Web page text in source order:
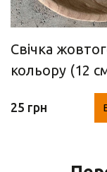
Свічка
кольору (12
25 грн